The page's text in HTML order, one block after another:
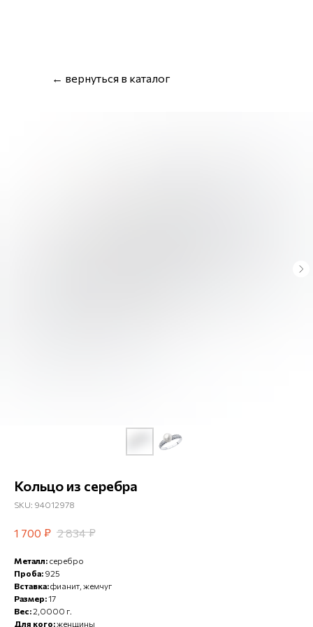
← вернуться в каталог
Кольцо из серебра
SKU: 94012978
1 700 ₽ 2 834 ₽
Металл: серебро
Проба: 925
Вставка:фианит, жемчуг
Размер:17
Вес:2,0000 г.
Для кого:женщины